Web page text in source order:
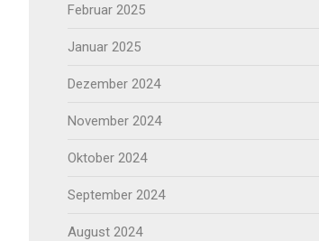
Februar 2025
Januar 2025
Dezember 2024
November 2024
Oktober 2024
September 2024
August 2024